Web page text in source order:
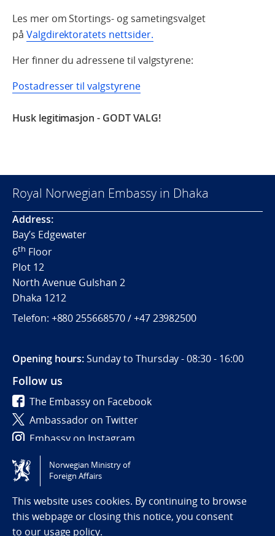
Les mer om Stortings- og sametingsvalget
på Valgdirektoratets nettsider.
Her finner du adressene til valgstyrene:
Postadresser til valgstyrene
Husk legitimasjon - GODT VALG!
Royal Norwegian Embassy in Dhaka
Address:
Bay’s Edgewater
6th Floor
Plot 12
North Avenue Gulshan 2
Dhaka 1212
Telefon: +880 255668570 / +47 23982500
Opening hours:Sunday to Thursday - 08:30 - 16:00
Follow us
The Embassy on Facebook
Ambassador on Twitter
Embassy on Instagram
Tilgjengelighetserklæring / Accessibility statement
(NO)
Norwegian Ministry of
Foreign Affairs
This website uses cookies. By continuing to browse
this webpage or closing this notice, you consent
to our usage policy.